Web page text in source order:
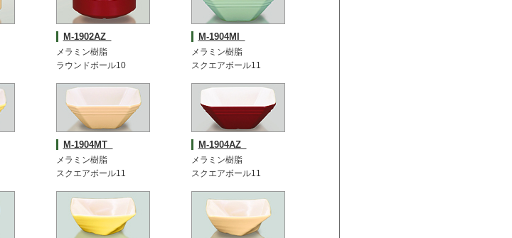
M-1902AZ
メラミン樹脂
ラウンドボール10
M-1904MI
メラミン樹脂
スクエアボール11
M-1904MT
メラミン樹脂
スクエアボール11
M-1904AZ
メラミン樹脂
スクエアボール11